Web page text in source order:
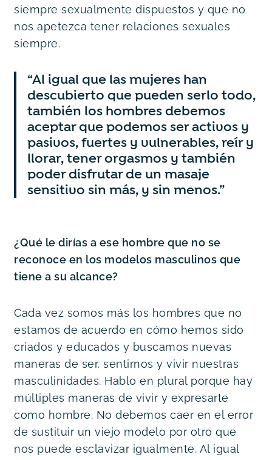
siempre sexualmente dispuestos y que no
nos apetezca tener relaciones sexuales
siempre.
“Al igual que las mujeres han
descubierto que pueden serlo todo,
también los hombres debemos
aceptar que podemos ser activos y
pasivos, fuertes y vulnerables, reír y
llorar, tener orgasmos y también
poder disfrutar de un masaje
sensitivo sin más, y sin menos.”
¿Qué le dirías a ese hombre que no se
reconoce en los modelos masculinos que
tiene a su alcance?
Cada vez somos más los hombres que no
estamos de acuerdo en cómo hemos sido
criados y educados y buscamos nuevas
maneras de ser, sentirnos y vivir nuestras
masculinidades. Hablo en plural porque hay
múltiples maneras de vivir y expresarte
como hombre. No debemos caer en el error
de sustituir un viejo modelo por otro que
nos puede esclavizar igualmente. Al igual